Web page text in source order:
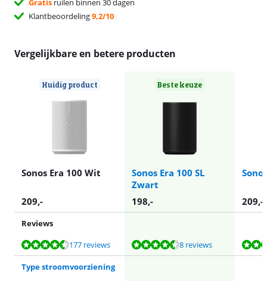
Gratis ruilen binnen 30 dagen
Klantbeoordeling9,2/10
Vergelijkbare en betere producten
Huidig product
Sonos Era 100 Wit
Beste keuze
Sonos Era 100 SL
Zwart
209,- 198,- 209,-
Reviews
Beoordeling is 9,1 van de 10, gebaseerd op 177 reviews.
177 reviews
Beoordeling is 9,0 van de 10, gebaseerd op 8 reviews.8 reviews
Beoordeling is 9,1 van de 10, gebaseerd op 177 reviews.
Beoordeling is 9,0 van de 10, gebaseerd op 8 reviews.
Type stroomvoorziening